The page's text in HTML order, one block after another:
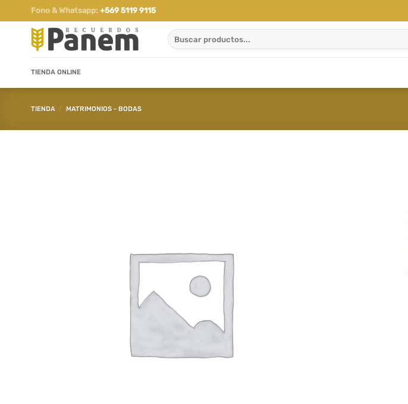
al
contenido
Fono & Whatsapp: +569 5119 9115
Buscar
por:
TIENDA ONLINE
TIENDA / MATRIMONIOS - BODAS